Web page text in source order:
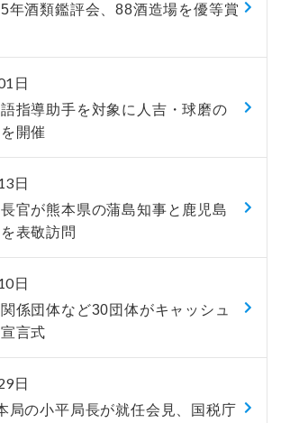
年酒類鑑評会、88酒造場を優等賞
日
指導助手を対象に人吉・球磨の
開催
日
官が熊本県の蒲島知事と鹿児島
表敬訪問
日
係団体など30団体がキャッシュ
言式
日
局の小平局長が就任会見、国税庁